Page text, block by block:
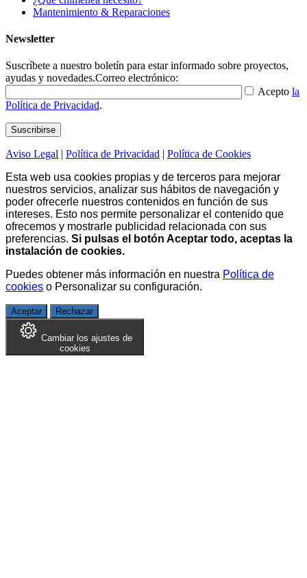
Mantenimiento & Reparaciones
Newsletter
Suscríbete a nuestro boletín para estar informado sobre proyectos,
ayudas y novedades.Correo electrónico:
Acepto la
Política de Privacidad.
Aviso Legal | Política de Privacidad | Política de Cookies
Esta web usa cookies propias y de terceros para mejorar
nuestros servicios, analizar sus hábitos de navegación y
poder ofrecerle nuestros contenidos en función de sus
intereses. Esto nos permite personalizar el contenido que
ofrecemos y mostrarle publicidad relacionada con sus
preferencias. Si pulsas el botón Aceptar todo, aceptas la
instalación de cookies.
Puedes obtener más información en nuestra Política de
cookies o Personalizar su configuración.
Aceptar Rechazar
Cambiar los ajustes de
cookies